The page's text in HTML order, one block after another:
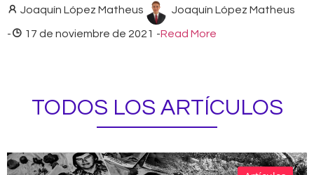
Joaquín López Matheus Joaquín López Matheus
- 17 de noviembre de 2021 -Read More
TODOS LOS ARTÍCULOS